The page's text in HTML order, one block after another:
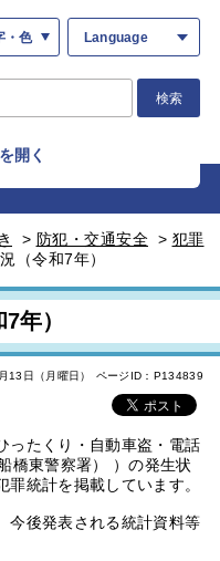
・色 Language
検索
開く
> 防犯・交通安全 > 犯罪
（令和7年）
年）
13日（月曜日） ページID：P134839
ったくり・自動車盗・電話
橋東警察署） ）の発生状
統計を掲載しています。
今後発表される統計資料等